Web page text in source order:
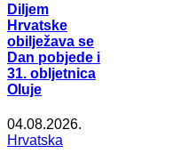
Diljem
Hrvatske
obilježava se
Dan pobjede i
31. obljetnica
Oluje
04.08.2026.
Hrvatska